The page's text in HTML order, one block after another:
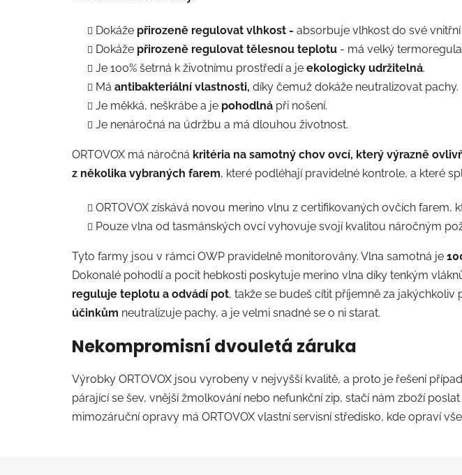
Dokáže přirozeně regulovat vlhkost - absorbuje vlhkost do své
Dokáže přirozeně regulovat tělesnou teplotu - má velký
Je 100% šetrná k životnímu prostředí a je ekologicky udržitelná.
Má antibakteriální vlastnosti, díky čemuž dokáže neutralizovat pachy.
Je měkká, neškrábe a je pohodlná při nošení.
Je nenáročná na údržbu a má dlouhou životnost.
ORTOVOX má náročná kritéria na samotný chov ovcí, který výrazně
z několika vybraných farem, které podléhají pravidelné kontrole, a které
ORTOVOX získává novou merino vlnu z certifikovaných ovčích farem,
Pouze vlna od tasmánských ovcí vyhovuje svojí kvalitou náročným
Tyto farmy jsou v rámci OWP pravidelně monitorovány. Vlna samotná je
Dokonalé pohodlí a pocit hebkosti poskytuje merino vlna díky tenkým
reguluje teplotu a odvádí pot, takže se budeš cítit příjemně za
účinkům neutralizuje pachy, a je velmi snadné se o ni starat.
Nekompromisní dvouletá záruka
Výrobky ORTOVOX jsou vyrobeny v nejvyšší kvalitě, a proto je řešení
párající se šev, vnější žmolkování nebo nefunkční zip, stačí nám zboží poslat
mimozáruční opravy má ORTOVOX vlastní servisní středisko, kde opraví